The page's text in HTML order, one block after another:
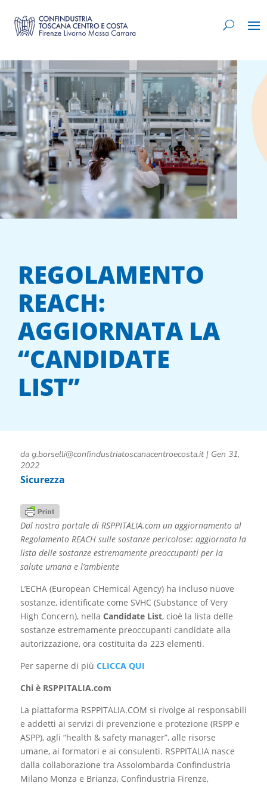
REGOLAMENTO
REACH:
AGGIORNATA LA
“CANDIDATE
LIST”
da g.borselli@confindustriatoscanacentroecosta.it| Gen 31,
2022
Sicurezza
Dal nostro portale di RSPPITALIA.com un aggiornamento al
Regolamento REACH sulle sostanze pericolose: aggiornata la
lista delle sostanze estremamente preoccupanti per la
salute umana e l’ambiente
L’ECHA (European CHemical Agency) ha incluso nuove
sostanze, identificate come SVHC (Substance of Very
High Concern), nella Candidate List, cioè la lista delle
sostanze estremamente preoccupanti candidate alla
autorizzazione, ora costituita da 223 elementi.
Per saperne di più CLICCA QUI
Chi è RSPPITALIA.com
La piattaforma RSPPITALIA.COM si rivolge ai responsabili
e addetti ai servizi di prevenzione e protezione (RSPP e
ASPP), agli “health & safety manager”, alle risorse
umane, ai formatori e ai consulenti. RSPPITALIA nasce
dalla collaborazione tra Assolombarda Confindustria
Milano Monza e Brianza, Confindustria Firenze,